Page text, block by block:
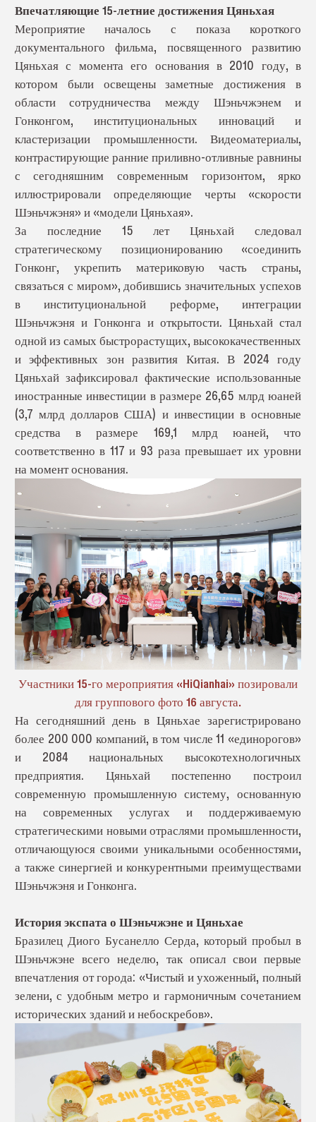
Впечатляющие 15-летние достижения Цяньхая
Мероприятие началось с показа короткого
документального фильма, посвященного развитию
Цяньхая с момента его основания в 2010 году, в
котором были освещены заметные достижения в
области сотрудничества между Шэньчжэнем и
Гонконгом, институциональных инноваций и
кластеризации промышленности. Видеоматериалы,
контрастирующие ранние приливно-отливные равнины
с сегодняшним современным горизонтом, ярко
иллюстрировали определяющие черты «скорости
Шэньчжэня» и «модели Цяньхая».
За последние 15 лет Цяньхай следовал
стратегическому позиционированию «соединить
Гонконг, укрепить материковую часть страны,
связаться с миром», добившись значительных успехов
в институциональной реформе, интеграции
Шэньчжэня и Гонконга и открытости. Цяньхай стал
одной из самых быстрорастущих, высококачественных
и эффективных зон развития Китая. В 2024 году
Цяньхай зафиксировал фактические использованные
иностранные инвестиции в размере 26,65 млрд юаней
(3,7 млрд долларов США) и инвестиции в основные
средства в размере 169,1 млрд юаней, что
соответственно в 117 и 93 раза превышает их уровни
на момент основания.
Участники 15-го мероприятия «HiQianhai» позировали
для группового фото 16 августа.
На сегодняшний день в Цяньхае зарегистрировано
более 200 000 компаний, в том числе 11 «единорогов»
и 2084 национальных высокотехнологичных
предприятия. Цяньхай постепенно построил
современную промышленную систему, основанную
на современных услугах и поддерживаемую
стратегическими новыми отраслями промышленности,
отличающуюся своими уникальными особенностями,
а также синергией и конкурентными преимуществами
Шэньчжэня и Гонконга.
История экспата о Шэньчжэне и Цяньхае
Бразилец Диого Бусанелло Серда, который пробыл в
Шэньчжэне всего неделю, так описал свои первые
впечатления от города: «Чистый и ухоженный, полный
зелени, с удобным метро и гармоничным сочетанием
исторических зданий и небоскребов».